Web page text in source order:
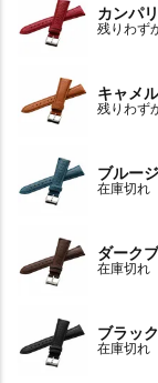
カンパリ
残りわず
キャメル
残りわず
ブルー
在庫切れ
ダーク
在庫切れ
ブラック
在庫切れ